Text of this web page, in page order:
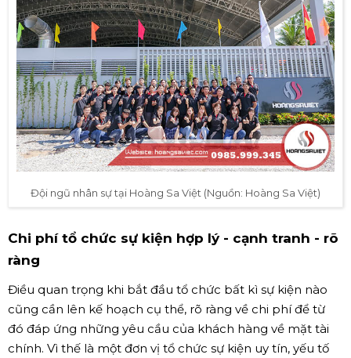
Đội ngũ nhân sự tại Hoàng Sa Việt (Nguồn: Hoàng Sa Việt)
Chi phí tổ chức sự kiện hợp lý - cạnh tranh - rõ
ràng
Điều quan trọng khi bắt đầu tổ chức bất kì sự kiện nào
cũng cần lên kế hoạch cụ thể, rõ ràng về chi phí để từ
đó đáp ứng những yêu cầu của khách hàng về mặt tài
chính. Vì thế là một đơn vị tổ chức sự kiện uy tín, yếu tố